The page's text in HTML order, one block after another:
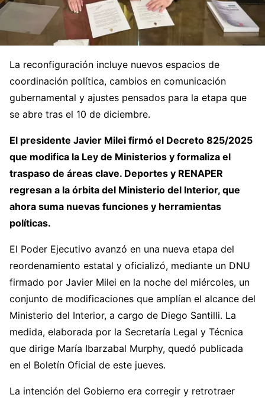
La reconfiguración incluye nuevos espacios de
coordinación política, cambios en comunicación
gubernamental y ajustes pensados para la etapa que
se abre tras el 10 de diciembre.
El presidente Javier Milei firmó el Decreto 825/2025
que modifica la Ley de Ministerios y formaliza el
traspaso de áreas clave. Deportes y RENAPER
regresan a la órbita del Ministerio del Interior, que
ahora suma nuevas funciones y herramientas
políticas.
El Poder Ejecutivo avanzó en una nueva etapa del
reordenamiento estatal y oficializó, mediante un DNU
firmado por Javier Milei en la noche del miércoles, un
conjunto de modificaciones que amplían el alcance del
Ministerio del Interior, a cargo de Diego Santilli. La
medida, elaborada por la Secretaría Legal y Técnica
que dirige María Ibarzabal Murphy, quedó publicada
en el Boletín Oficial de este jueves.
La intención del Gobierno era corregir y retrotraer